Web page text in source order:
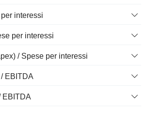
interessi
per interessi
/ Spese per interessi
EBITDA
EBITDA